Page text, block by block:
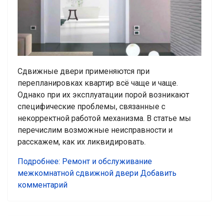
Сдвижные двери применяются при
перепланировках квартир всё чаще и чаще.
Однако при их эксплуатации порой возникают
специфические проблемы, связанные с
некорректной работой механизма. В статье мы
перечислим возможные неисправности и
расскажем, как их ликвидировать.
Подробнее: Ремонт и обслуживание
межкомнатной сдвижной двери Добавить
комментарий